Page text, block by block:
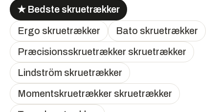
★ Bedste skruetrækker
Ergo skruetrækker Bato skruetrækker
Præcisionsskruetrækker skruetrækker
Lindström skruetrækker
Momentskruetrækker skruetrækker